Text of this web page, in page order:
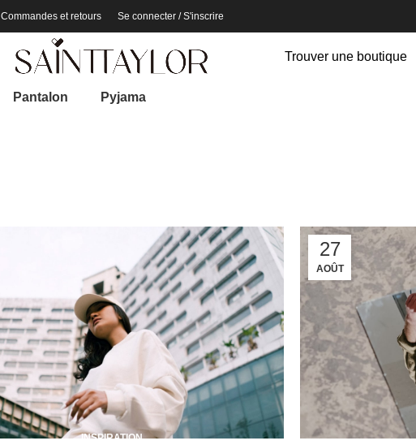
Commandes et retours Se connecter / S'inscrire
Trouver une boutique
Pantalon Pyjama
INSPIRATION
27
AOÛT